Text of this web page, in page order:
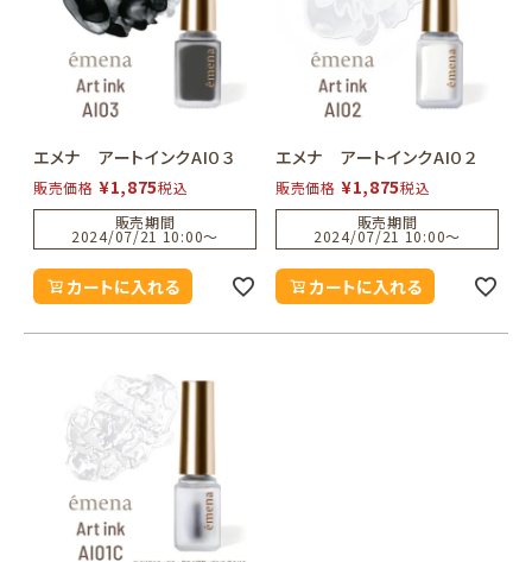
エメナ アートインクAI０３
販売価格 ¥1,875税込
販売期間
2024/07/21 10:00〜
カートに入れる
エメナ アートインクAI０２
販売価格 ¥1,875税込
販売期間
2024/07/21 10:00〜
カートに入れる